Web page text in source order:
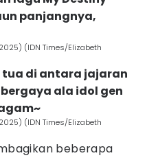
panjangnya,
(IDN Times/Elizabeth
tua di antara jajaran
ala idol gen
(IDN Times/Elizabeth
beberapa